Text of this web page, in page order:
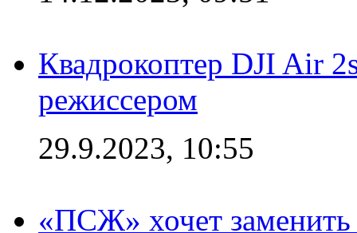
Квадрокоптер DJI Air
режиссером
29.9.2023, 10:55
«ПСЖ» хочет